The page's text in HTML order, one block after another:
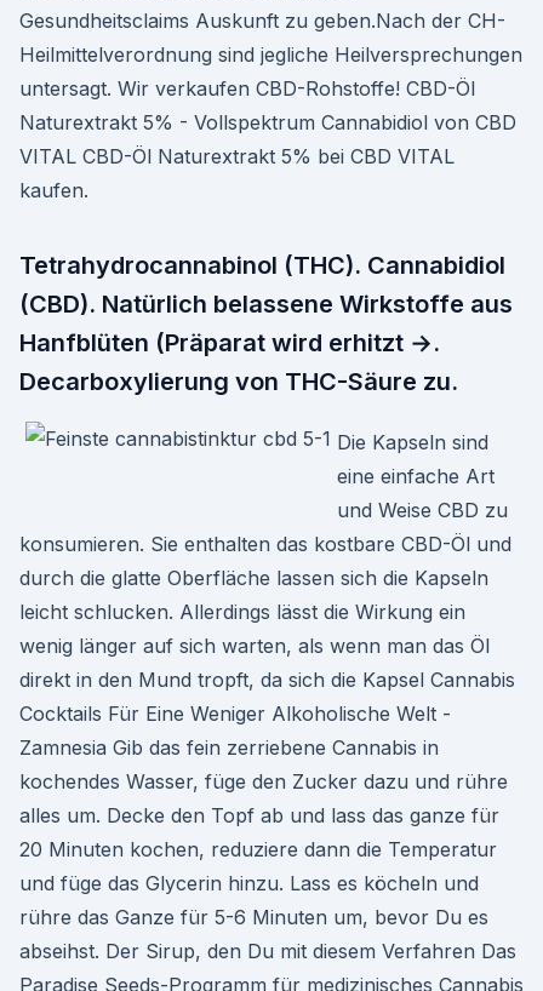
Gesundheitsclaims Auskunft zu geben.Nach der CH-
Heilmittelverordnung sind jegliche Heilversprechungen
untersagt. Wir verkaufen CBD-Rohstoffe! CBD-Öl
Naturextrakt 5% - Vollspektrum Cannabidiol von CBD
VITAL CBD-Öl Naturextrakt 5% bei CBD VITAL
kaufen.
Tetrahydrocannabinol (THC). Cannabidiol
(CBD). Natürlich belassene Wirkstoffe aus
Hanfblüten (Präparat wird erhitzt →.
Decarboxylierung von THC-Säure zu.
Die Kapseln sind
eine einfache Art
und Weise CBD zu
konsumieren. Sie enthalten das kostbare CBD-Öl und
durch die glatte Oberfläche lassen sich die Kapseln
leicht schlucken. Allerdings lässt die Wirkung ein
wenig länger auf sich warten, als wenn man das Öl
direkt in den Mund tropft, da sich die Kapsel Cannabis
Cocktails Für Eine Weniger Alkoholische Welt -
Zamnesia Gib das fein zerriebene Cannabis in
kochendes Wasser, füge den Zucker dazu und rühre
alles um. Decke den Topf ab und lass das ganze für
20 Minuten kochen, reduziere dann die Temperatur
und füge das Glycerin hinzu. Lass es köcheln und
rühre das Ganze für 5-6 Minuten um, bevor Du es
abseihst. Der Sirup, den Du mit diesem Verfahren Das
Paradise Seeds-Programm für medizinisches Cannabis